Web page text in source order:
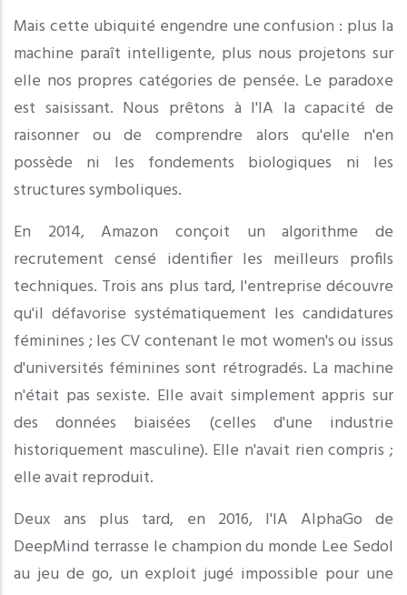
Mais cette ubiquité engendre une confusion : plus la
machine paraît intelligente, plus nous projetons sur
elle nos propres catégories de pensée. Le paradoxe
est saisissant. Nous prêtons à l'IA la capacité de
raisonner ou de comprendre alors qu'elle n'en
possède ni les fondements biologiques ni les
structures symboliques.
En 2014, Amazon conçoit un algorithme de
recrutement censé identifier les meilleurs profils
techniques. Trois ans plus tard, l'entreprise découvre
qu'il défavorise systématiquement les candidatures
féminines ; les CV contenant le mot women's ou issus
d'universités féminines sont rétrogradés. La machine
n'était pas sexiste. Elle avait simplement appris sur
des données biaisées (celles d'une industrie
historiquement masculine). Elle n'avait rien compris ;
elle avait reproduit.
Deux ans plus tard, en 2016, l'IA AlphaGo de
DeepMind terrasse le champion du monde Lee Sedol
au jeu de go, un exploit jugé impossible pour une